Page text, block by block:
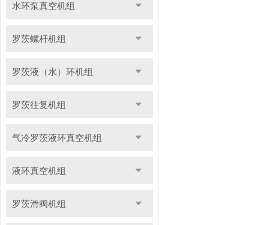
水环泵真空机组
罗茨螺杆机组
罗茨液（水）环机组
罗茨往复机组
气冷罗茨液环真空机组
液环真空机组
罗茨滑阀机组